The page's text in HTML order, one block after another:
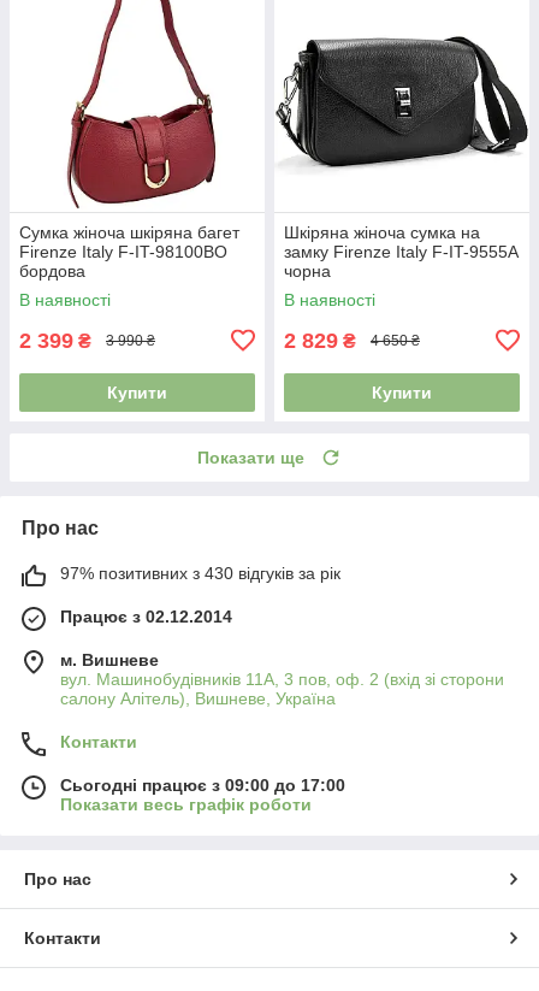
Сумка жіноча шкіряна багет
Firenze Italy F-IT-98100BO
бордова
В наявності
2 399 ₴ 3 990 ₴
Купити
Шкіряна жіноча сумка на
замку Firenze Italy F-IT-9555A
чорна
В наявності
2 829 ₴ 4 650 ₴
Купити
Показати ще
Про нас
97% позитивних з 430 відгуків за рік
Працює з 02.12.2014
м. Вишневе
вул. Машинобудівників 11А, 3 пов, оф. 2 (вхід зі сторони
салону Алітель), Вишневе, Україна
Контакти
Сьогодні працює з 09:00 до 17:00
Показати весь графік роботи
Про нас
Контакти